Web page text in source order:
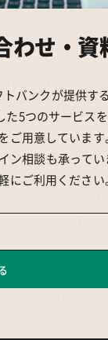
わせ・資
バンクが提供する
た5つのサービス
ご用意しています
ン相談も承ってい
にご利用ください